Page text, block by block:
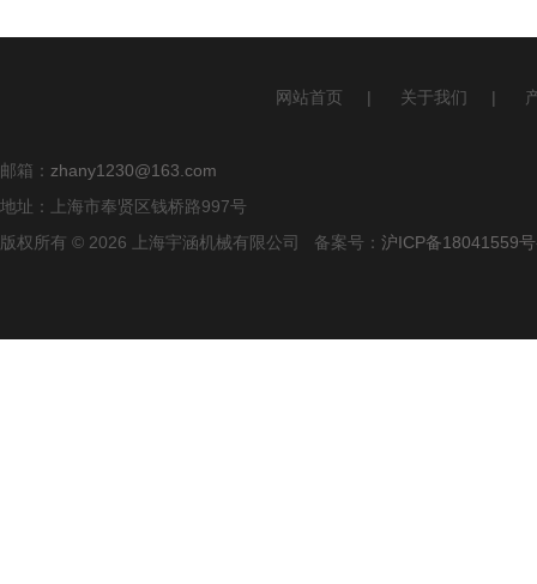
网站首页 | 关于我们 |
邮箱： zhany1230@163.com
地址：上海市奉贤区钱桥路997号
版权所有 © 2026 上海宇涵机械有限公司 备案号： 沪ICP备18041559